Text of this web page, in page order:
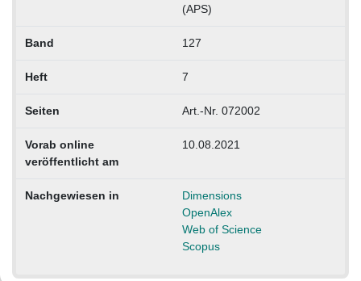
(APS)
Band 127
Heft 7
Seiten Art.-Nr. 072002
Vorab online
veröffentlicht am
10.08.2021
Nachgewiesen in
Dimensions
OpenAlex
Web of Science
Scopus